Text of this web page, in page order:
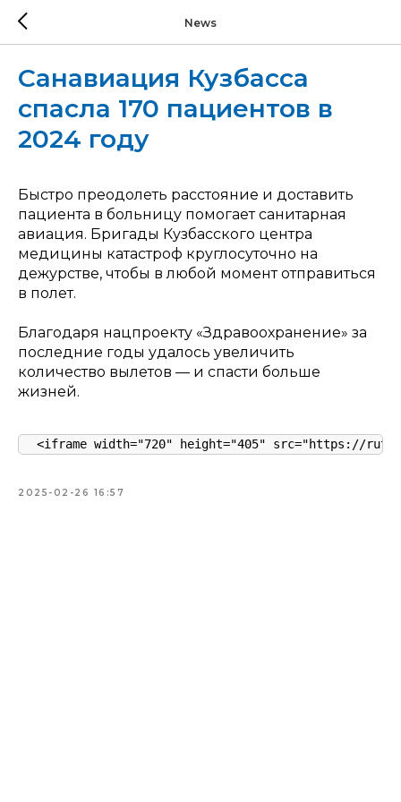
News
Санавиация Кузбасса
спасла 170 пациентов в
2024 году
Быстро преодолеть расстояние и доставить
пациента в больницу помогает санитарная
авиация. Бригады Кузбасского центра
медицины катастроф круглосуточно на
дежурстве, чтобы в любой момент отправиться
в полет.
Благодаря нацпроекту «Здравоохранение» за
последние годы удалось увеличить
количество вылетов — и спасти больше
жизней.
<iframe width="720" height="405" src="https://
2025-02-26 16:57